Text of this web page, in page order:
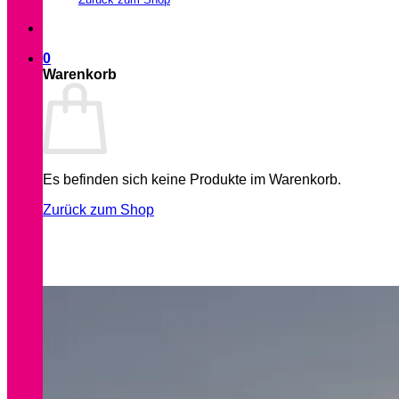
0
Warenkorb
Es befinden sich keine Produkte im Warenkorb.
Zurück zum Shop